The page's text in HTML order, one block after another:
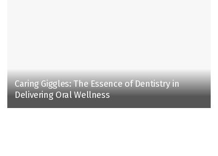
Caring Giggles: The Essence of Dentistry in
Delivering Oral Wellness